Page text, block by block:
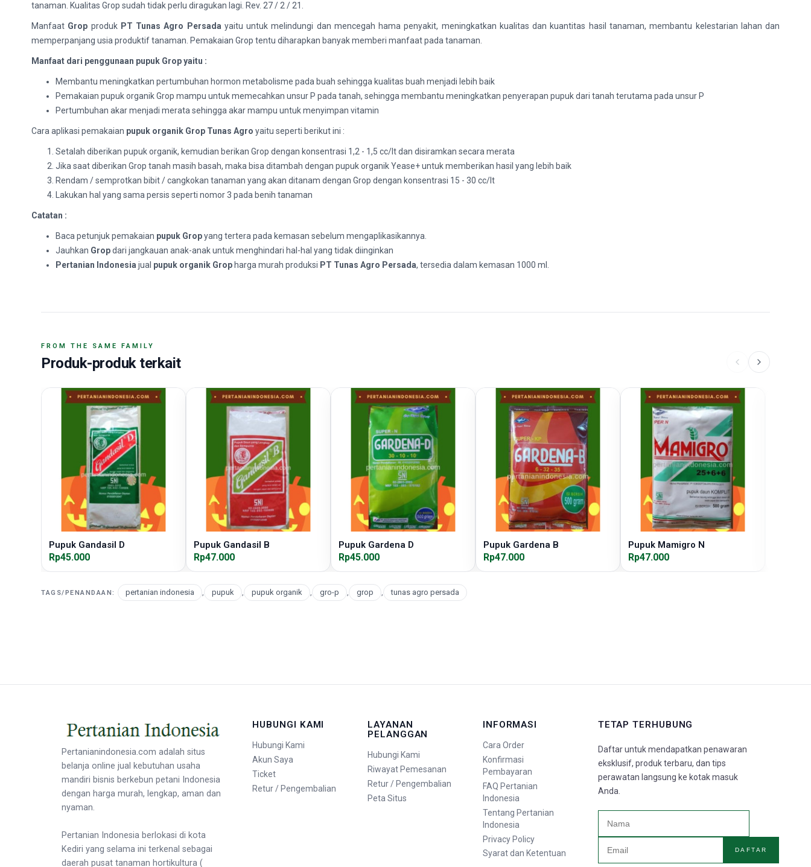
tanaman. Kualitas Grop sudah tidak perlu diragukan lagi. Rev. 27 / 2 / 21.
Manfaat Grop produk PT Tunas Agro Persada yaitu untuk melindungi dan mencegah hama penyakit, meningkatkan kualitas dan kuantitas hasil tanaman, membantu kelestarian lahan dan
memperpanjang usia produktif tanaman. Pemakaian Grop tentu diharapkan banyak memberi manfaat pada tanaman.
Manfaat dari penggunaan pupuk Grop yaitu :
Membantu meningkatkan pertumbuhan hormon metabolisme pada buah sehingga kualitas buah menjadi lebih baik
Pemakaian pupuk organik Grop mampu untuk memecahkan unsur P pada tanah, sehingga membantu meningkatkan penyerapan pupuk dari tanah terutama pada unsur P
Pertumbuhan akar menjadi merata sehingga akar mampu untuk menyimpan vitamin
Cara aplikasi pemakaian pupuk organik Grop Tunas Agro yaitu seperti berikut ini :
Setalah diberikan pupuk organik, kemudian berikan Grop dengan konsentrasi 1,2 - 1,5 cc/lt dan disiramkan secara merata
Jika saat diberikan Grop tanah masih basah, maka bisa ditambah dengan pupuk organik Yease+ untuk memberikan hasil yang lebih baik
Rendam / semprotkan bibit / cangkokan tanaman yang akan ditanam dengan Grop dengan konsentrasi 15 - 30 cc/lt
Lakukan hal yang sama persis seperti nomor 3 pada benih tanaman
Catatan :
Baca petunjuk pemakaian pupuk Gropyang tertera pada kemasan sebelum mengaplikasikannya.
Jauhkan Gropdari jangkauan anak-anak untuk menghindari hal-hal yang tidak diinginkan
Pertanian Indonesia jual pupuk organik Grop harga murah produksi PT Tunas Agro Persada, tersedia dalam kemasan 1000 ml.
FROM THE SAME FAMILY
Produk-produk terkait
Pupuk Gandasil D
Rp45.000
Pupuk Gandasil B
Rp47.000
Pupuk Gardena D
Rp45.000
Pupuk Gardena B
Rp47.000
Pupuk Mamigro N
Rp47.000
TAGS/PENANDAAN: pertanian indonesia , pupuk , pupuk organik , gro-p , grop , tunas agro persada
Pertanianindonesia.com adalah situs
belanja online jual kebutuhan usaha
mandiri bisnis berkebun petani Indonesia
dengan harga murah, lengkap, aman dan
nyaman.
Pertanian Indonesia berlokasi di kota
Kediri yang selama ini terkenal sebagai
daerah pusat tanaman hortikultura (
HUBUNGI KAMI
Hubungi Kami
Akun Saya
Ticket
Retur / Pengembalian
LAYANAN
PELANGGAN
Hubungi Kami
Riwayat Pemesanan
Retur / Pengembalian
Peta Situs
INFORMASI
Cara Order
Konfirmasi
Pembayaran
FAQ Pertanian
Indonesia
Tentang Pertanian
Indonesia
Privacy Policy
Syarat dan Ketentuan
TETAP TERHUBUNG
Daftar untuk mendapatkan penawaran
eksklusif, produk terbaru, dan tips
perawatan langsung ke kotak masuk
Anda.
DAFTAR